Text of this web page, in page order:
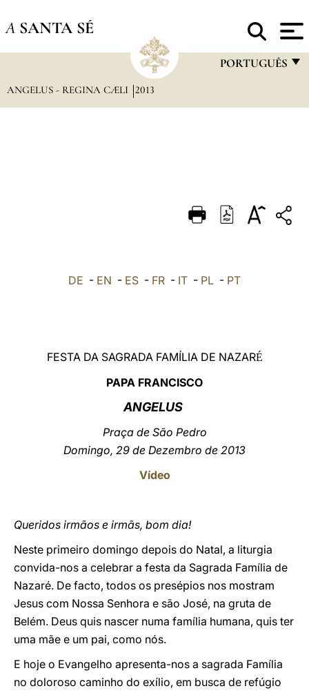
A SANTA SÉ
PORTUGUÊS
DEUTSCH
العربيّة
ANGELUS - REGINA CÆLI 2013
DE - EN - ES - FR - IT - PL - PT
FESTA DA SAGRADA FAMÍLIA DE NAZARÉ
PAPA FRANCISCO
ANGELUS
Praça de São Pedro
Domingo, 29 de Dezembro de 2013
Vídeo
Queridos irmãos e irmãs, bom dia!
Neste primeiro domingo depois do Natal, a liturgia
convida-nos a celebrar a festa da Sagrada Família de
Nazaré. De facto, todos os presépios nos mostram
Jesus com Nossa Senhora e são José, na gruta de
Belém. Deus quis nascer numa família humana, quis ter
uma mãe e um pai, como nós.
E hoje o Evangelho apresenta-nos a sagrada Família
no doloroso caminho do exílio, em busca de refúgio